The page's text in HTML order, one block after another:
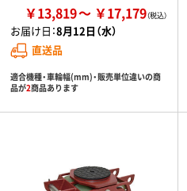
￥13,819 ￥17,179
お届け日：8月12日（水）
直送品
適合機種・車輪幅(mm)・販売単位違いの商
品が2商品あります